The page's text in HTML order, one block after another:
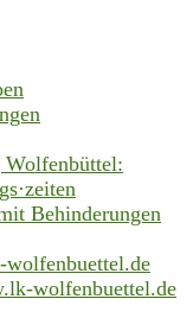
Wolfenbüttel:
Behinderungen
wolfenbuettel.de